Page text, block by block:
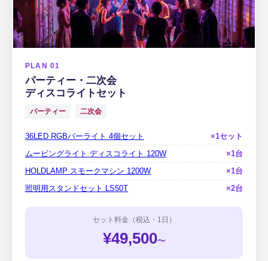
PLAN 01
パーティー・二次会
ディスコライトセット
パーティー 二次会
36LED RGBパーライト 4個セット
×1セット
ムービングライト ディスコライト 120W
×1台
HOLDLAMP スモークマシン 1200W
×1台
照明用スタンドセット LS50T
×2台
セット料金（税込・1日）
¥49,500〜